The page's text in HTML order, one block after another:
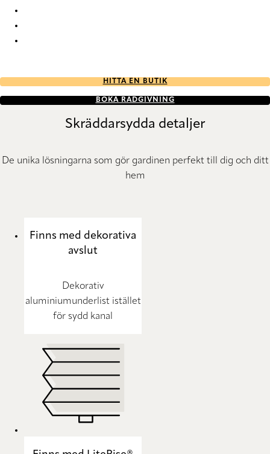
HITTA EN BUTIK
BOKA RÅDGIVNING
Skräddarsydda detaljer
De unika lösningarna som gör gardinen perfekt till dig och ditt
hem
Finns med dekorativa
avslut
Dekorativ
aluminiumunderlist istället
för sydd kanal